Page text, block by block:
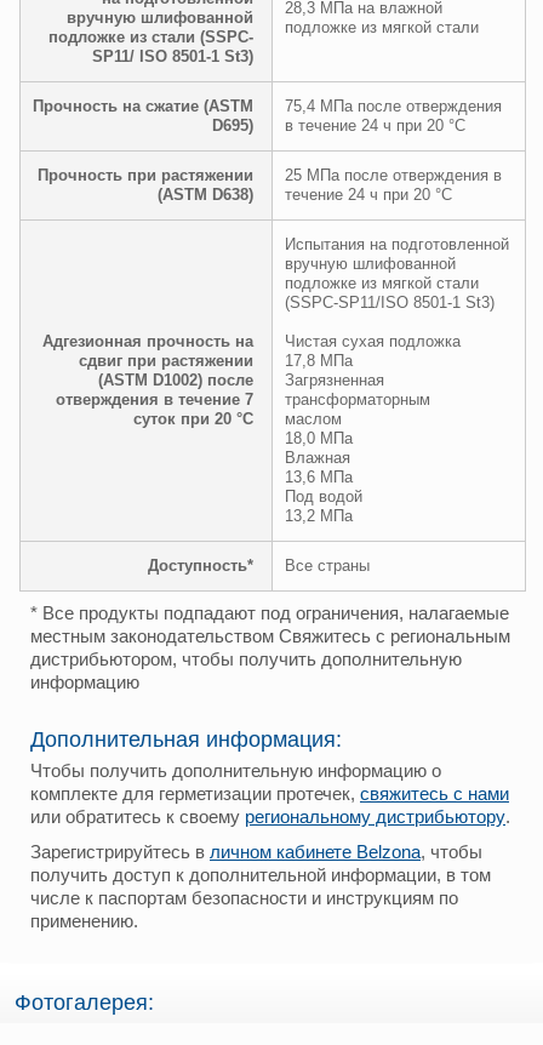
вручную шлифованной
подложке из стали (SSPC-
SP11/ ISO 8501-1 St3)
28,3 МПа на влажной
подложке из мягкой стали
Прочность на сжатие (ASTM
D695)
75,4 МПа после отверждения
в течение 24 ч при 20 °C
Прочность при растяжении
(ASTM D638)
25 МПа после отверждения в
течение 24 ч при 20 °C
Адгезионная прочность на
сдвиг при растяжении
(ASTM D1002) после
отверждения в течение 7
суток при 20 °C
Испытания на подготовленной
вручную шлифованной
подложке из мягкой стали
(SSPC-SP11/ISO 8501-1 St3)
Чистая сухая подложка
17,8 МПа
Загрязненная
трансформаторным
маслом
18,0 МПа
Влажная
13,6 МПа
Под водой
13,2 МПа
Доступность* Все страны
* Все продукты подпадают под ограничения, налагаемые
местным законодательством Свяжитесь с региональным
дистрибьютором, чтобы получить дополнительную
информацию
Дополнительная информация:
Чтобы получить дополнительную информацию о
комплекте для герметизации протечек, свяжитесь с нами
или обратитесь к своему региональному дистрибьютору.
Зарегистрируйтесь в личном кабинете Belzona, чтобы
получить доступ к дополнительной информации, в том
числе к паспортам безопасности и инструкциям по
применению.
Фотогалерея: